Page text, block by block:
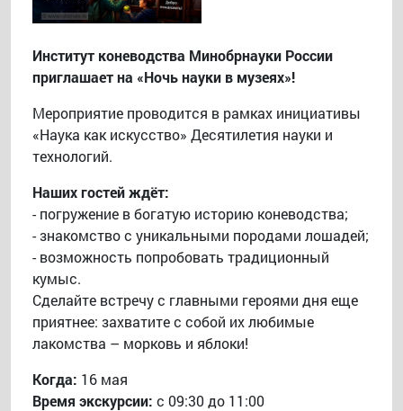
Институт коневодства Минобрнауки России
приглашает на «Ночь науки в музеях»!
Мероприятие проводится в рамках инициативы
«Наука как искусство» Десятилетия науки и
технологий.
Наших гостей ждёт:
- погружение в богатую историю коневодства;
- знакомство с уникальными породами лошадей;
- возможность попробовать традиционный
кумыс.
Сделайте встречу с главными героями дня еще
приятнее: захватите с собой их любимые
лакомства – морковь и яблоки!
Когда: 16 мая
Время экскурсии: с 09:30 до 11:00